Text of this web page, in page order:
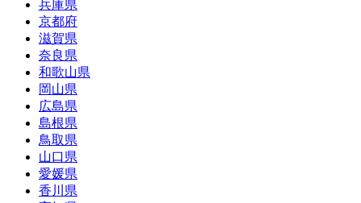
兵庫県
京都府
滋賀県
奈良県
和歌山県
岡山県
広島県
島根県
鳥取県
山口県
愛媛県
香川県